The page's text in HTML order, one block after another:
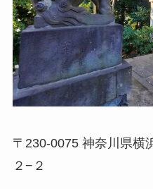
〒230-0075 神奈川県横
２−２